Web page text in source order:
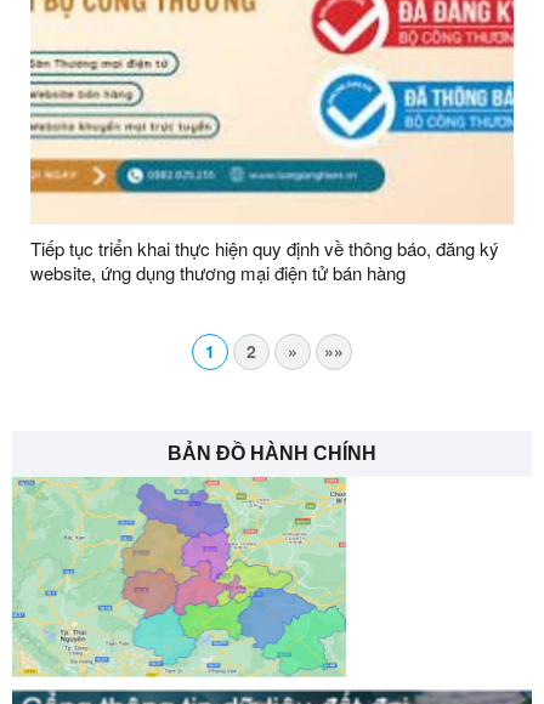
Tiếp tục triển khai thực hiện quy định về thông báo, đăng ký
website, ứng dụng thương mại điện tử bán hàng
1 2 » »»
BẢN ĐỒ HÀNH CHÍNH